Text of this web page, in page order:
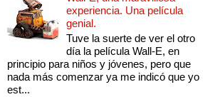
experiencia. Una película
genial.
Tuve la suerte de ver el otro
día la película Wall-E, en
principio para niños y jóvenes, pero que
nada más comenzar ya me indicó que yo
est...